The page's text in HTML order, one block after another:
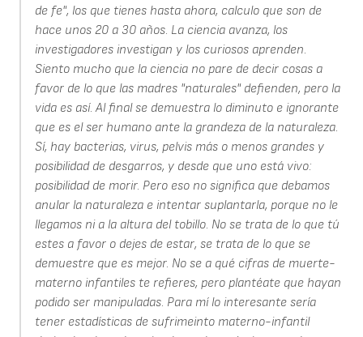
de fe", los que tienes hasta ahora, calculo que son de
hace unos 20 a 30 años. La ciencia avanza, los
investigadores investigan y los curiosos aprenden.
Siento mucho que la ciencia no pare de decir cosas a
favor de lo que las madres "naturales" defienden, pero la
vida es así. Al final se demuestra lo diminuto e ignorante
que es el ser humano ante la grandeza de la naturaleza.
Sí, hay bacterias, virus, pelvis más o menos grandes y
posibilidad de desgarros, y desde que uno está vivo:
posibilidad de morir. Pero eso no significa que debamos
anular la naturaleza e intentar suplantarla, porque no le
llegamos ni a la altura del tobillo. No se trata de lo que tú
estes a favor o dejes de estar, se trata de lo que se
demuestre que es mejor. No se a qué cifras de muerte-
materno infantiles te refieres, pero plantéate que hayan
podido ser manipuladas. Para mí lo interesante sería
tener estadísticas de sufrimeinto materno-infantil